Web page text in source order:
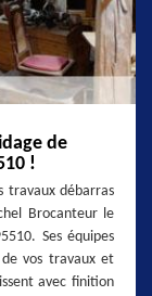
de
!
travaux débarras
Brocanteur le
Ses équipes
vos travaux et
avec finition